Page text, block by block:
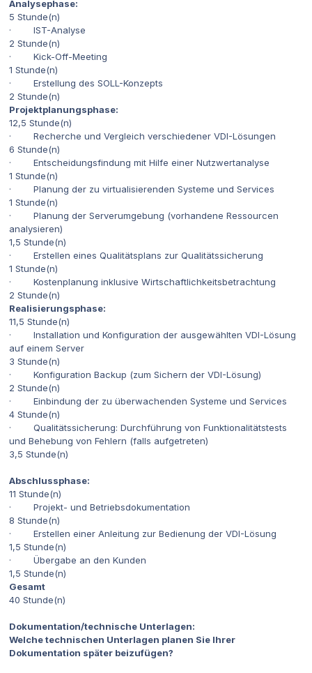
Analysephase:
5 Stunde(n)
· IST-Analyse
2 Stunde(n)
· Kick-Off-Meeting
1 Stunde(n)
· Erstellung des SOLL-Konzepts
2 Stunde(n)
Projektplanungsphase:
12,5 Stunde(n)
· Recherche und Vergleich verschiedener VDI-Lösungen
6 Stunde(n)
· Entscheidungsfindung mit Hilfe einer Nutzwertanalyse
1 Stunde(n)
· Planung der zu virtualisierenden Systeme und Services
1 Stunde(n)
· Planung der Serverumgebung (vorhandene Ressourcen
analysieren)
1,5 Stunde(n)
· Erstellen eines Qualitätsplans zur Qualitätssicherung
1 Stunde(n)
· Kostenplanung inklusive Wirtschaftlichkeitsbetrachtung
2 Stunde(n)
Realisierungsphase:
11,5 Stunde(n)
· Installation und Konfiguration der ausgewählten VDI-Lösung
auf einem Server
3 Stunde(n)
· Konfiguration Backup (zum Sichern der VDI-Lösung)
2 Stunde(n)
· Einbindung der zu überwachenden Systeme und Services
4 Stunde(n)
· Qualitätssicherung: Durchführung von Funktionalitätstests
und Behebung von Fehlern (falls aufgetreten)
3,5 Stunde(n)
Abschlussphase:
11 Stunde(n)
· Projekt- und Betriebsdokumentation
8 Stunde(n)
· Erstellen einer Anleitung zur Bedienung der VDI-Lösung
1,5 Stunde(n)
· Übergabe an den Kunden
1,5 Stunde(n)
Gesamt
40 Stunde(n)
Dokumentation/technische Unterlagen:
Welche technischen Unterlagen planen Sie Ihrer
Dokumentation später beizufügen?